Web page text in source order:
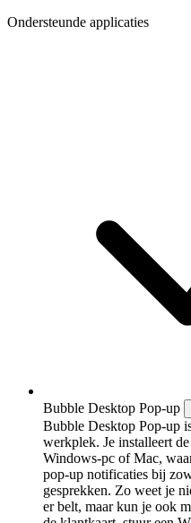
Ondersteunde applicaties
Bubble Desktop Pop-up
Bubble Desktop Pop-up
werkplek. Je installeert
Windows-pc of Mac,
pop-up notificaties bij
gesprekken. Zo weet je
er belt, maar kun je ook